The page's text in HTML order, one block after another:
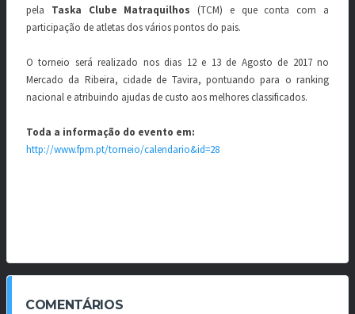
pela Taska Clube Matraquilhos (TCM) e que conta com a
participação de atletas dos vários pontos do pais.
O torneio será realizado nos dias 12 e 13 de Agosto de 2017 no
Mercado da Ribeira, cidade de Tavira, pontuando para o ranking
nacional e atribuindo ajudas de custo aos melhores classificados.
Toda a informação do evento em:
http://www.fpm.pt/torneio/calendario&id=28
COMENTÁRIOS